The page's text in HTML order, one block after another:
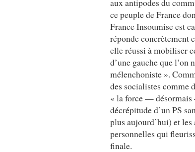
aux antipodes du
ce peuple de France
France Insoumise est
réponde concrètement
elle réussi à mobiliser
d’une gauche que
mélenchoniste ».
des socialistes comme
« la force — désormais
décrépitude d’un PS
plus aujourd’hui) et les
personnelles qui
finale.